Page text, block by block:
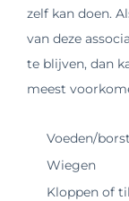
zelf kan doen.
van deze
te blijven, dan
meest
Voeden/
Wiegen
Kloppen of